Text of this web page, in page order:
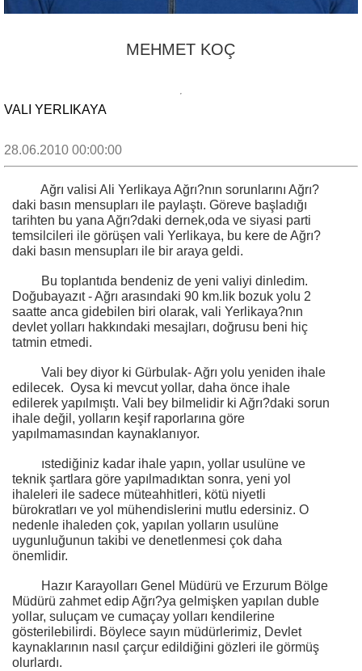
MEHMET KOÇ
VALI YERLIKAYA
28.06.2010 00:00:00
Ağrı valisi Ali Yerlikaya Ağrı?nın sorunlarını Ağrı?
daki basın mensupları ile paylaştı. Göreve başladığı
tarihten bu yana Ağrı?daki dernek,oda ve siyasi parti
temsilcileri ile görüşen vali Yerlikaya, bu kere de Ağrı?
daki basın mensupları ile bir araya geldi.
Bu toplantıda bendeniz de yeni valiyi dinledim.
Doğubayazıt - Ağrı arasındaki 90 km.lik bozuk yolu 2
saatte anca gidebilen biri olarak, vali Yerlikaya?nın
devlet yolları hakkındaki mesajları, doğrusu beni hiç
tatmin etmedi.
Vali bey diyor ki Gürbulak- Ağrı yolu yeniden ihale
edilecek. Oysa ki mevcut yollar, daha önce ihale
edilerek yapılmıştı. Vali bey bilmelidir ki Ağrı?daki sorun
ihale değil, yolların keşif raporlarına göre
yapılmamasından kaynaklanıyor.
ıstediğiniz kadar ihale yapın, yollar usulüne ve
teknik şartlara göre yapılmadıktan sonra, yeni yol
ihaleleri ile sadece müteahhitleri, kötü niyetli
bürokratları ve yol mühendislerini mutlu edersiniz. O
nedenle ihaleden çok, yapılan yolların usulüne
uygunluğunun takibi ve denetlenmesi çok daha
önemlidir.
Hazır Karayolları Genel Müdürü ve Erzurum Bölge
Müdürü zahmet edip Ağrı?ya gelmişken yapılan duble
yollar, suluçam ve cumaçay yolları kendilerine
gösterilebilirdi. Böylece sayın müdürlerimiz, Devlet
kaynaklarının nasıl çarçur edildiğini gözleri ile görmüş
olurlardı.